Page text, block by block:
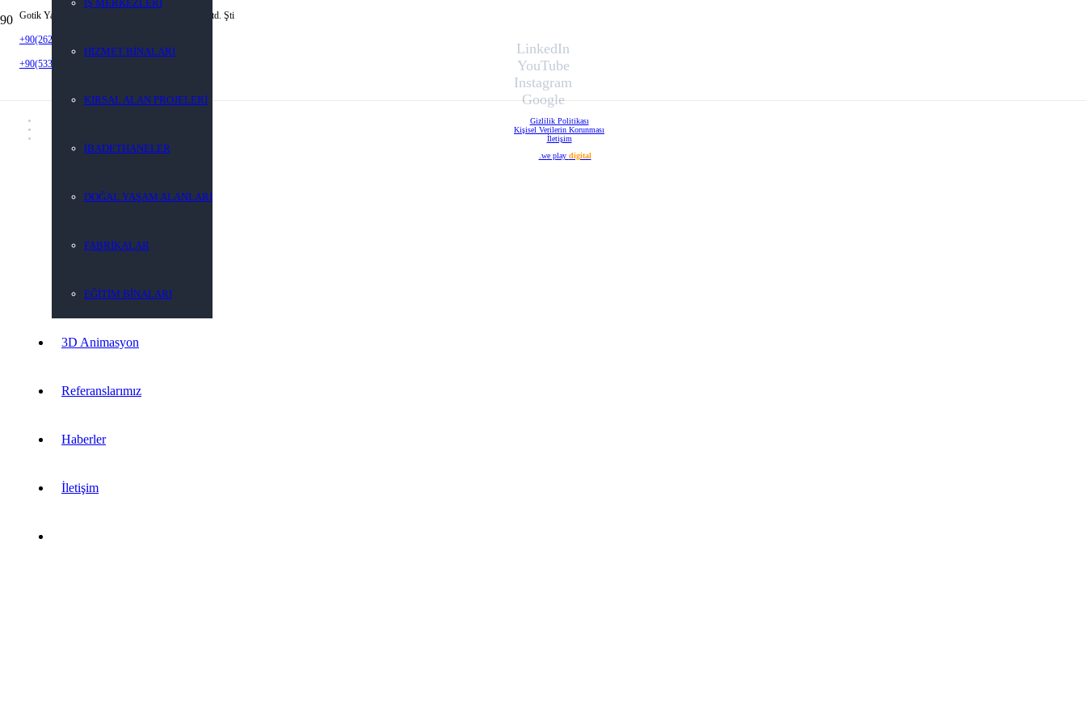
Gotik Yapı Mimarlık Mühendislik İnş. San. Tic. Ltd. Şti
+90(262) 452 92 22
+90(533) 923 59 05
İŞ MERKEZLERİ
HİZMET BİNALARI
KIRSAL ALAN PROJELERİ
İBADETHANELER
DOĞAL YAŞAM ALANLARI
FABRİKALAR
EĞİTİM BİNALARI
3D Animasyon
Referanslarımız
Haberler
İletişim
LinkedIn
YouTube
Instagram
Google
Gizlilik Politikası
Kişisel Verilerin Korunması
İletişim
.we play digital